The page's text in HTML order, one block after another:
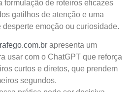
formulação de roteiros eficazes
gatilhos de atenção e uma
emoção ou curiosidade.
apresenta um
usar com o ChatGPT que reforça
curtos e diretos, que prendem
segundos.